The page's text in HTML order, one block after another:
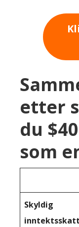
etter
du
som
Skyldig
inntektsskatt